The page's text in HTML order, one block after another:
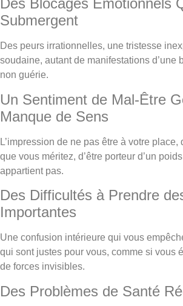
Des Blocages Émotionnels
Submergent
Des peurs irrationnelles, une tristesse
soudaine, autant de manifestations d’une
non guérie.
Un Sentiment de Mal-Être
Manque de Sens
L’impression de ne pas être à votre
que vous méritez, d’être porteur d’un
appartient pas.
Des Difficultés à Prendre
Importantes
Une confusion intérieure qui vous
qui sont justes pour vous, comme si vous
de forces invisibles.
Des Problèmes de Santé